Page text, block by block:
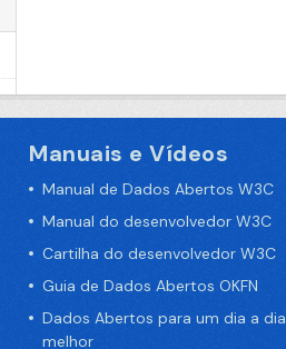
Manuais e Vídeos
Manual de Dados Abertos W3C
Manual do desenvolvedor W3C
Cartilha do desenvolvedor W3C
Guia de Dados Abertos OKFN
Dados Abertos para um dia a dia
melhor